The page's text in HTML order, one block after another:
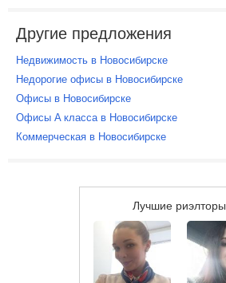
Другие предложения
Недвижимость в Новосибирске
Недорогие офисы в Новосибирске
Офисы в Новосибирске
Офисы A класса в Новосибирске
Коммерческая в Новосибирске
Лучшие риэлторы